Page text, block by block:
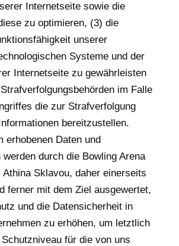
Internetseite sowie die
zu optimieren, (3) die
unserer
Systeme und der
Internetseite zu gewährleisten
im Falle
die zur Strafverfolgung
bereitzustellen.
erhobenen Daten und
werden durch die Bowling Arena
Sklavou, daher einerseits
ferner mit dem Ziel ausgewertet,
und die Datensicherheit in
zu erhöhen, um letztlich
für die von uns